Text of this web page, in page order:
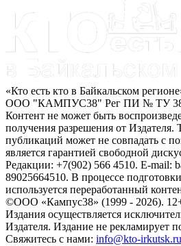
«Кто есть кто в Байкальском
ООО "КАМПУС38" Рег ПИ № ТУ 38 -
Контент не может быть
получения разрешения от Издателя.
публикаций может не совпадать с
является гарантией свободной
Редакции: +7(902) 566 4510. E-mail:
89025664510. В процессе
используется переработанный
©ООО «Кампус38» (1999 - 2026).
Издания осуществляется
Издателя. Издание не рекламирует
Свяжитесь с нами: info@kto-irkutsk.ru